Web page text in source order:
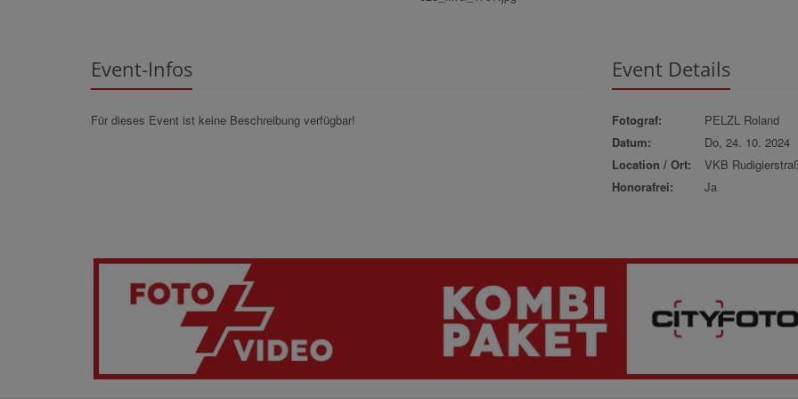
Event-Infos
Für dieses Event ist keine Beschreibung verfügbar!
Event Details
Fotograf:
PELZL Roland
Datum:
Do, 24. 10. 2024
Location / Ort:
VKB
Honorafrei:
Ja